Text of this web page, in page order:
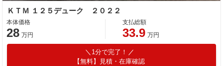
ＫＴＭ １２５デューク ２０２２
本体価格
28 万円
支払総額
33.9 万円
1分で完了！
【無料】見積・在庫確認